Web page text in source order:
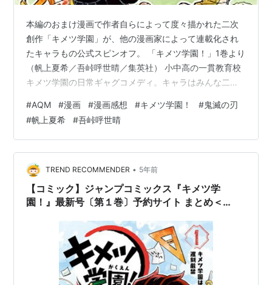
本編のおまけ漫画で作者自らによって度々描かれた二次
創作「キメツ学園」が、他の漫画家によって連載化され
たキャラもの公式スピンオフ。 「キメツ学園！」1巻より
（帆上夏希／吾峠呼世晴／集英社） 小中高の一貫教育校
キメツ学園の日常ギャグコメディ。キャラはみんな二頭
面々や鬼が生徒役に。 当然、正統続編ではなく、本編と
はパラレルな世界観の作品。 炭治郎が割りと品行方正で
単品でギャグコメのキーになるトラブルを起こしにくい
せいか、善逸が主役というか狂言回しポジションのエピ
ソードが多い気がする。 本編がギャグコメ色も強めだっ
たこともあって、リサイクルされたキ…
#AQM #漫画 #漫画感想 #キメツ学園！ #鬼滅の刃
#帆上夏希 #吾峠呼世晴
TREND RECOMMENDER • 5年前
【コミック】ジャンプコミックス『キメツ学
園！』最新号〔第１巻〕予約サイト まとめ＜